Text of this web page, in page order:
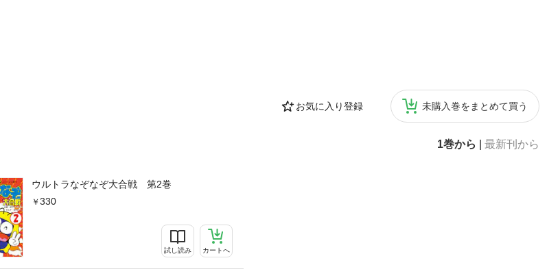
お気に入り登録 未購入巻をまとめて買う
1巻から 最新刊から
ウルトラなぞなぞ大合戦 第2巻
330
試し読み カートへ